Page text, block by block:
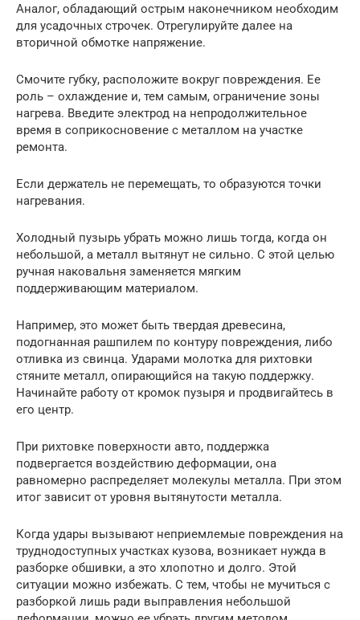
Аналог, обладающий острым наконечником необходим
для усадочных строчек. Отрегулируйте далее на
вторичной обмотке напряжение.
Смочите губку, расположите вокруг повреждения. Ее
роль – охлаждение и, тем самым, ограничение зоны
нагрева. Введите электрод на непродолжительное
время в соприкосновение с металлом на участке
ремонта.
Если держатель не перемещать, то образуются точки
нагревания.
Холодный пузырь убрать можно лишь тогда, когда он
небольшой, а металл вытянут не сильно. С этой целью
ручная наковальня заменяется мягким
поддерживающим материалом.
Например, это может быть твердая древесина,
подогнанная рашпилем по контуру повреждения, либо
отливка из свинца. Ударами молотка для рихтовки
стяните металл, опирающийся на такую поддержку.
Начинайте работу от кромок пузыря и продвигайтесь в
его центр.
При рихтовке поверхности авто, поддержка
подвергается воздействию деформации, она
равномерно распределяет молекулы металла. При этом
итог зависит от уровня вытянутости металла.
Когда удары вызывают неприемлемые повреждения на
труднодоступных участках кузова, возникает нужда в
разборке обшивки, а это хлопотно и долго. Этой
ситуации можно избежать. С тем, чтобы не мучиться с
разборкой лишь ради выправления небольшой